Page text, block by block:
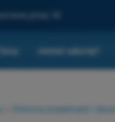
przez AI
Ceny Jesteś szkołą?
Ochrona prywatności i